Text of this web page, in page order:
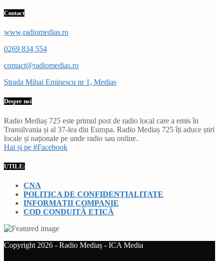
Contact
www,radiomedias.ro
0269 834 554
contact@radiomedias.ro
Strada Mihai Eminescu nr 1, Medias
Despre noi
Radio Mediaș 725 este primul post de radio local care a emis în
Transilvania și al 37-lea din Europa. Radio Mediaș 725 îți aduce știri
locale și naționale pe unde radio sau online.
Hai și pe #Facebook
UTILE:
CNA
POLITICA DE CONFIDENȚIALITATE
INFORMAȚII COMPANIE
COD CONDUITĂ ETICĂ
Copyright 2026 - Radio Mediaș - ICA Media